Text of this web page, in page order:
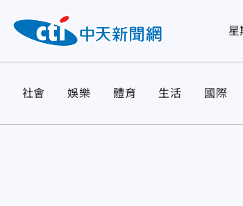
星
社會 娛樂 體育 生活 國際